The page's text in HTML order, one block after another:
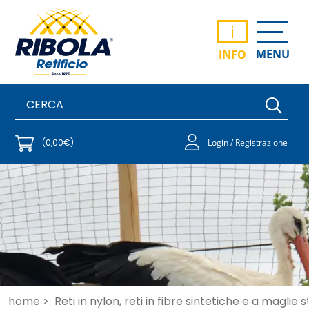
i
INFO MENU
(0,00€) Login / Registrazione
home > Reti in nylon, reti in fibre sintetiche e a maglie